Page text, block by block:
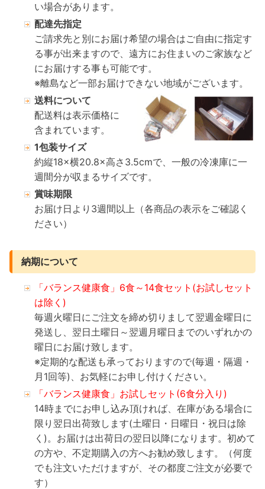
い場合があります。
配達先指定
ご請求先と別にお届け希望の場合はご自由に指定す
る事が出来ますので、遠方にお住まいのご家族など
にお届けする事も可能です。
※離島など一部お届けできない地域がございます。
送料について
配送料は表示価格に
含まれています。
1包装サイズ
約縦18×横20.8×高さ3.5cmで、一般の冷凍庫に一
週間分が収まるサイズです。
賞味期限
お届け日より3週間以上（各商品の表示をご確認く
ださい）
納期について
「バランス健康食」6食～14食セット(お試しセット
は除く)
毎週火曜日にご注文を締め切りまして翌週金曜日に
発送し、翌日土曜日～翌週月曜日までのいずれかの
曜日にお届け致します。
※定期的な配送も承っておりますので(毎週・隔週・
月1回等)、お気軽にお申し付けください。
「バランス健康食」お試しセット(6食分入り)
14時までにお申し込み頂ければ、在庫がある場合に
限り翌日出荷致します(土曜日・日曜日・祝日は除
く)。お届けは出荷日の翌日以降になります。初めて
の方や、不定期購入の方へお勧め致します。（何度
でも注文いただけますが、その都度ご注文が必要で
す）